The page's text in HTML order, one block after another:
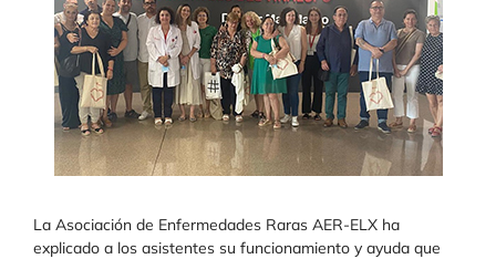
La Asociación de Enfermedades Raras AER-ELX ha
explicado a los asistentes su funcionamiento y ayuda que